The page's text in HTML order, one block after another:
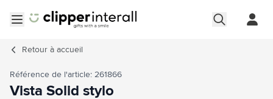
Retour à accueil
Référence de l'article: 261866
Vista Solid stylo